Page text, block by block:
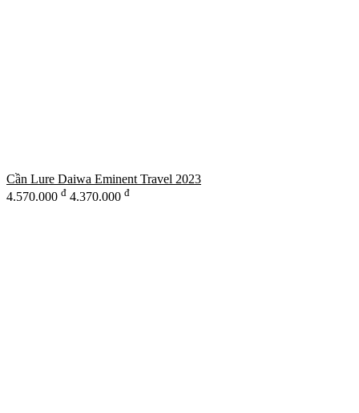
Cần Lure Daiwa Eminent Travel 2023
4.570.000 đ 4.370.000 đ